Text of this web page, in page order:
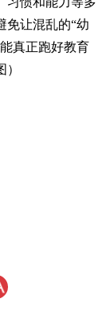
免让混乱的“幼
真正跑好教育